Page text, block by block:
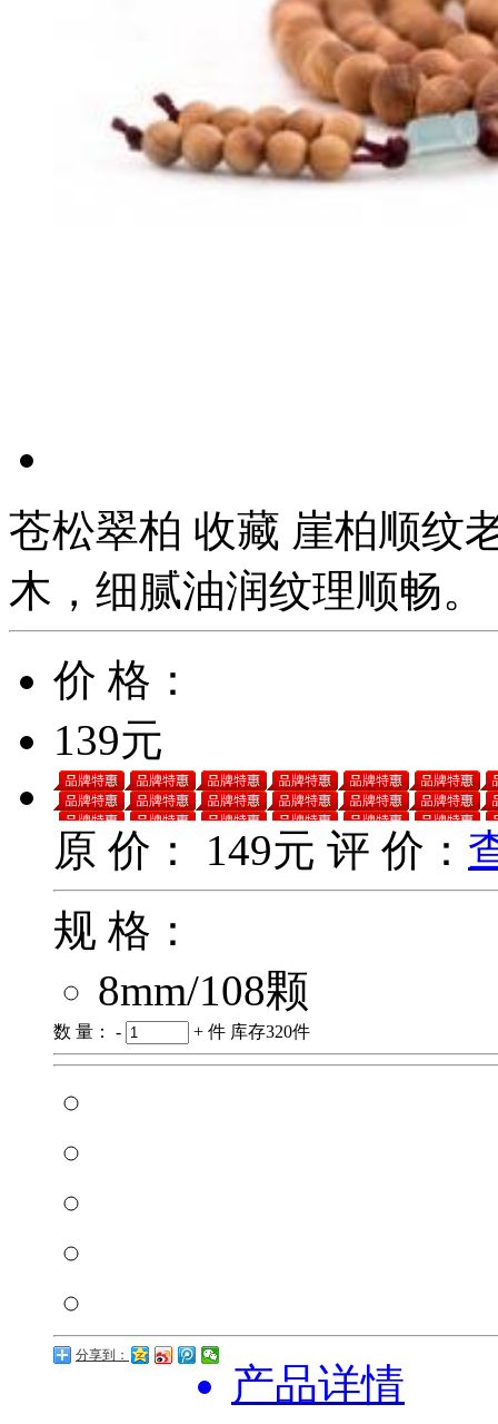
苍松翠柏 收藏 崖柏顺纹
木，细腻油润纹理顺畅。
价 格：
139元
原 价： 149元 评 价：
规 格：
8mm/108颗
数 量： - + 件 库存320件
分享到：
产品详情